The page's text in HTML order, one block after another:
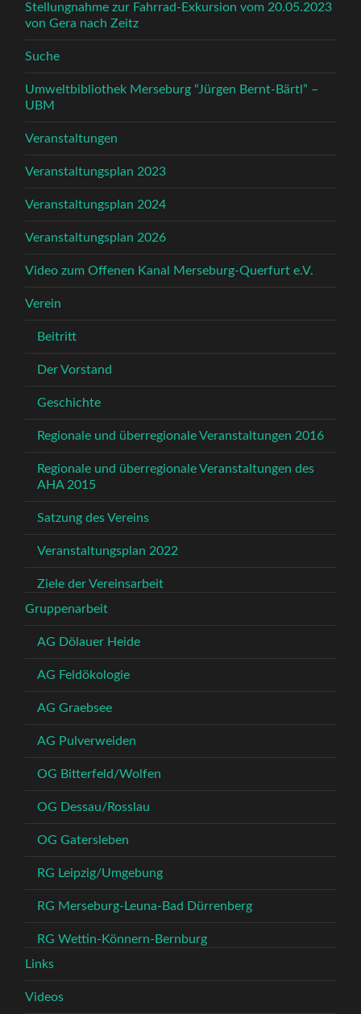
Stellungnahme zur Fahrrad-Exkursion vom 20.05.2023
von Gera nach Zeitz
Suche
Umweltbibliothek Merseburg “Jürgen Bernt-Bärtl” –
UBM
Veranstaltungen
Veranstaltungsplan 2023
Veranstaltungsplan 2024
Veranstaltungsplan 2026
Video zum Offenen Kanal Merseburg-Querfurt e.V.
Verein
Beitritt
Der Vorstand
Geschichte
Regionale und überregionale Veranstaltungen 2016
Regionale und überregionale Veranstaltungen des
AHA 2015
Satzung des Vereins
Veranstaltungsplan 2022
Ziele der Vereinsarbeit
Gruppenarbeit
AG Dölauer Heide
AG Feldökologie
AG Graebsee
AG Pulverweiden
OG Bitterfeld/Wolfen
OG Dessau/Rosslau
OG Gatersleben
RG Leipzig/Umgebung
RG Merseburg-Leuna-Bad Dürrenberg
RG Wettin-Könnern-Bernburg
Links
Videos